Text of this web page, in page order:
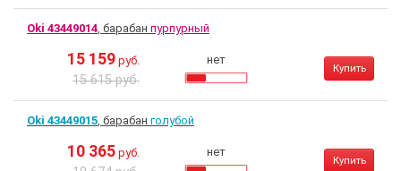
Oki 43449014, барабан пурпурный
15 159 руб.
15 615 руб.
нет
Купить
Oki 43449015, барабан голубой
10 365 руб. нет
Купить